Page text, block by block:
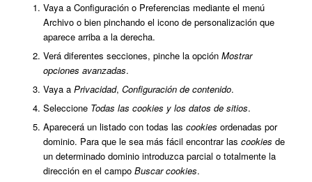
Vaya a Configuración o Preferencias mediante el menú
Archivo o bien pinchando el icono de personalización que
aparece arriba a la derecha.
Verá diferentes secciones, pinche la opción Mostrar
opciones avanzadas.
Vaya a Privacidad, Configuración de contenido.
Seleccione Todas las cookies y los datos de sitios.
Aparecerá un listado con todas las cookies ordenadas por
dominio. Para que le sea más fácil encontrar las cookies de
un determinado dominio introduzca parcial o totalmente la
dirección en el campo Buscar cookies.